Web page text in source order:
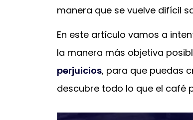
manera que se vuelve difícil
En este artículo vamos a
la manera más objetiva
perjuicios, para que puedas
descubre todo lo que el café